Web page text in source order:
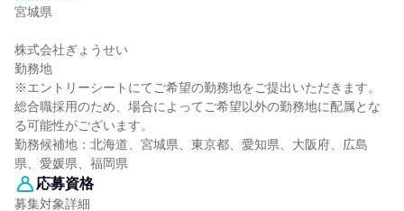
宮城県
株式会社ぎょうせい
勤務地
※エントリーシートにてご希望の勤務地をご提出いただきます。
総合職採用のため、場合によってご希望以外の勤務地に配属とな
る可能性がございます。
勤務候補地：北海道、宮城県、東京都、愛知県、大阪府、広島
県、愛媛県、福岡県
応募資格
募集対象詳細